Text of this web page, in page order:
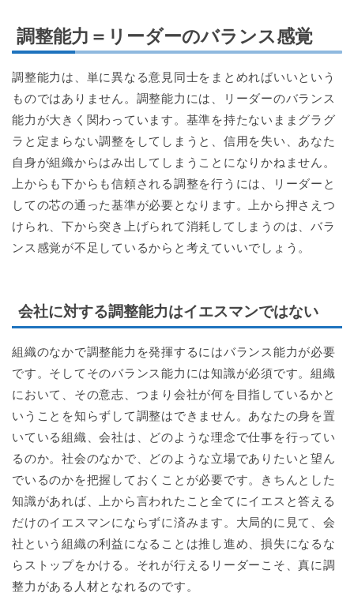
調整能力＝リーダーのバランス感覚
調整能力は、単に異なる意見同士をまとめればいいという
ものではありません。調整能力には、リーダーのバランス
能力が大きく関わっています。基準を持たないままグラグ
ラと定まらない調整をしてしまうと、信用を失い、あなた
自身が組織からはみ出してしまうことになりかねません。
上からも下からも信頼される調整を行うには、リーダーと
しての芯の通った基準が必要となります。上から押さえつ
けられ、下から突き上げられて消耗してしまうのは、バラ
ンス感覚が不足しているからと考えていいでしょう。
会社に対する調整能力はイエスマンではない
組織のなかで調整能力を発揮するにはバランス能力が必要
です。そしてそのバランス能力には知識が必須です。組織
において、その意志、つまり会社が何を目指しているかと
いうことを知らずして調整はできません。あなたの身を置
いている組織、会社は、どのような理念で仕事を行ってい
るのか。社会のなかで、どのような立場でありたいと望ん
でいるのかを把握しておくことが必要です。きちんとした
知識があれば、上から言われたこと全てにイエスと答える
だけのイエスマンにならずに済みます。大局的に見て、会
社という組織の利益になることは推し進め、損失になるな
らストップをかける。それが行えるリーダーこそ、真に調
整力がある人材となれるのです。